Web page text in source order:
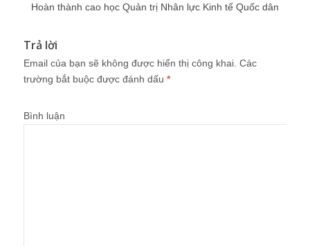
Hoàn thành cao học Quản trị Nhân lực Kinh tế Quốc dân
Trả lời
Email của bạn sẽ không được hiển thị công khai. Các
trường bắt buộc được đánh dấu *
Bình luận